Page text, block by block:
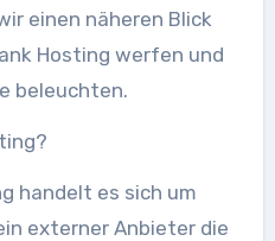
einen näheren Blick
Hosting werfen und
beleuchten.
handelt es sich um
externer Anbieter die